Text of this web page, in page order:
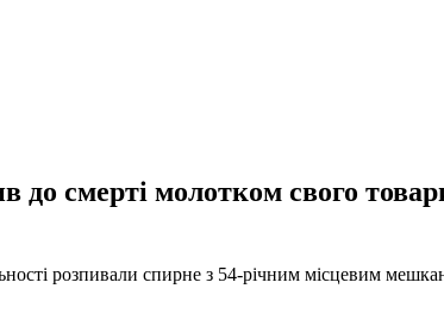
до смерті молотком свого
розпивали спирне з 54-річним місцевим